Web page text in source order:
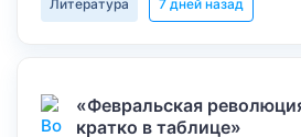
Литература 7 дней назад
«Февральская
кратко в таблице»